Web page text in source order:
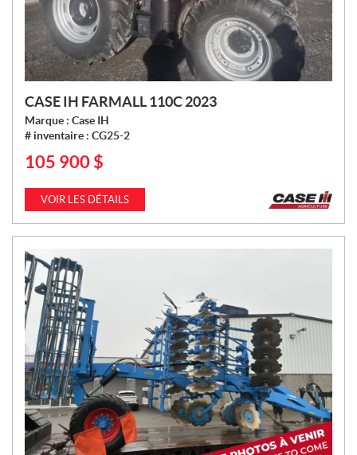
CASE IH FARMALL 110C 2023
Marque : Case IH
# inventaire : CG25-2
P
X
:
105 900 $
VOIR LES DÉTAILS